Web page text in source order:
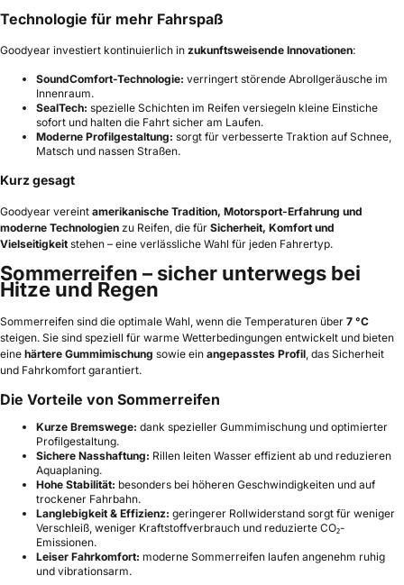
Technologie für mehr Fahrspaß
Goodyear investiert kontinuierlich in zukunftsweisende Innovationen:
SoundComfort-Technologie: verringert störende Abrollgeräusche im
Innenraum.
SealTech: spezielle Schichten im Reifen versiegeln kleine Einstiche
sofort und halten die Fahrt sicher am Laufen.
Moderne Profilgestaltung: sorgt für verbesserte Traktion auf Schnee,
Matsch und nassen Straßen.
Kurz gesagt
Goodyear vereint amerikanische Tradition, Motorsport-Erfahrung und
moderne Technologien zu Reifen, die für Sicherheit, Komfort und
Vielseitigkeit stehen – eine verlässliche Wahl für jeden Fahrertyp.
Sommerreifen – sicher unterwegs bei
Hitze und Regen
Sommerreifen sind die optimale Wahl, wenn die Temperaturen über 7 °C
steigen. Sie sind speziell für warme Wetterbedingungen entwickelt und bieten
eine härtere Gummimischung sowie ein angepasstes Profil , das Sicherheit
und Fahrkomfort garantiert.
Die Vorteile von Sommerreifen
Kurze Bremswege: dank spezieller Gummimischung und optimierter
Profilgestaltung.
Sichere Nasshaftung: Rillen leiten Wasser effizient ab und reduzieren
Aquaplaning.
Hohe Stabilität: besonders bei höheren Geschwindigkeiten und auf
trockener Fahrbahn.
Langlebigkeit & Effizienz: geringerer Rollwiderstand sorgt für weniger
Verschleiß, weniger Kraftstoffverbrauch und reduzierte CO₂-
Emissionen.
Leiser Fahrkomfort: moderne Sommerreifen laufen angenehm ruhig
und vibrationsarm.